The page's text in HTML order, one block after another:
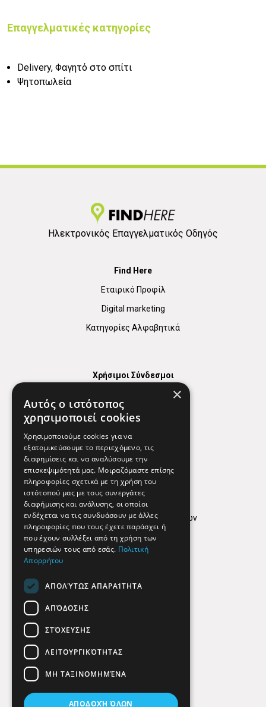
Επαγγελματικές κατηγορίες
Delivery, Φαγητό στο σπίτι
Ψητοπωλεία
Ηλεκτρονικός Επαγγελματικός Οδηγός
Find Here
Εταιρικό Προφίλ
Digital marketing
Κατηγορίες Αλφαβητικά
Χρήσιμοι Σύνδεσμοι
Χρήσιμα Τηλέφωνα
Εφημερεύοντα Φαρμακεία
Απόρρητο
Όροι Χρήσης
Πολιτική προστασίας δεδομένων
Findhere
Social Media
×
Αυτός ο ιστότοπος
χρησιμοποιεί cookies
Χρησιμοποιούμε cookies για να
εξατομικεύσουμε το περιεχόμενο, τις
διαφημίσεις και να αναλύσουμε την
επισκεψιμότητά μας. Μοιραζόμαστε επίσης
πληροφορίες σχετικά με τη χρήση του
ιστότοπού μας με τους συνεργάτες
διαφήμισης και ανάλυσης, οι οποίοι
ενδέχεται να τις συνδυάσουν με άλλες
πληροφορίες που τους έχετε παράσχει ή
που έχουν συλλέξει από τη χρήση των
υπηρεσιών τους από εσάς. Πολιτική
Απορρήτου
ΑΠΟΛΎΤΩΣ ΑΠΑΡΑΊΤΗΤΑ
ΑΠΌΔΟΣΗΣ
ΣΤΌΧΕΥΣΗΣ
ΛΕΙΤΟΥΡΓΙΚΌΤΗΤΑΣ
ΜΗ ΤΑΞΙΝΟΜΗΜΈΝΑ
ΑΠΟΔΟΧΉ ΌΛΩΝ